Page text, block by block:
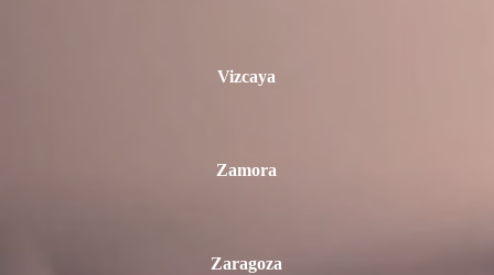
Vizcaya
Zamora
Zaragoza